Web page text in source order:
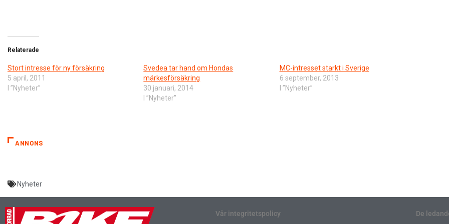
Relaterade
Stort intresse för ny försäkring
5 april, 2011
I ”Nyheter”
Svedea tar hand om Hondas
märkesförsäkring
30 januari, 2014
I ”Nyheter”
MC-intresset starkt i Sverige
6 september, 2013
I ”Nyheter”
ANNONS
Nyheter
Vår integritetspolicy De